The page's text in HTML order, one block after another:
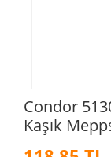
Condor
Kaşık